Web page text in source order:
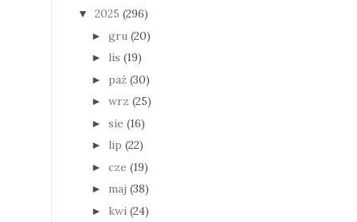
▼ 2025 (296)
► gru (20)
► lis (19)
► paź (30)
► wrz (25)
► sie (16)
► lip (22)
► cze (19)
► maj (38)
► kwi (24)